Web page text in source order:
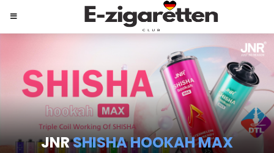
JNRSHISHA HOOKAH MAX